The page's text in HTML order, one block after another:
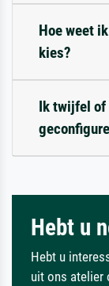
Hoe weet
kies?
Ik twijfel of
Hebt u
Hebt u
uit ons atelier